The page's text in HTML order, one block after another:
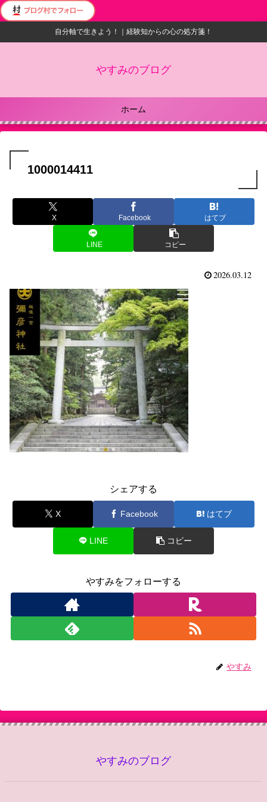
自分軸で生きよう！｜経験知からの心の処方箋！
やすみのブログ
ホーム
1000014411
X Facebook はてブ
LINE コピー
2026.03.12
シェアする
X Facebook はてブ
LINE コピー
やすみをフォローする
やすみ
やすみのブログ